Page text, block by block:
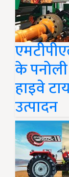
के
हाइवे
उत्पादन